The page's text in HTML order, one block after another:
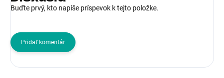
Buďte prvý, kto napíše príspevok k tejto položke.
Pridať komentár